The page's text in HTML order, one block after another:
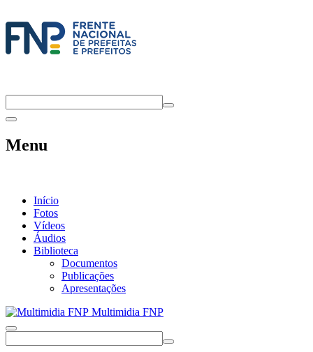
Menu
Início
Fotos
Vídeos
Áudios
Biblioteca
Documentos
Publicações
Apresentações
Multimidia FNP